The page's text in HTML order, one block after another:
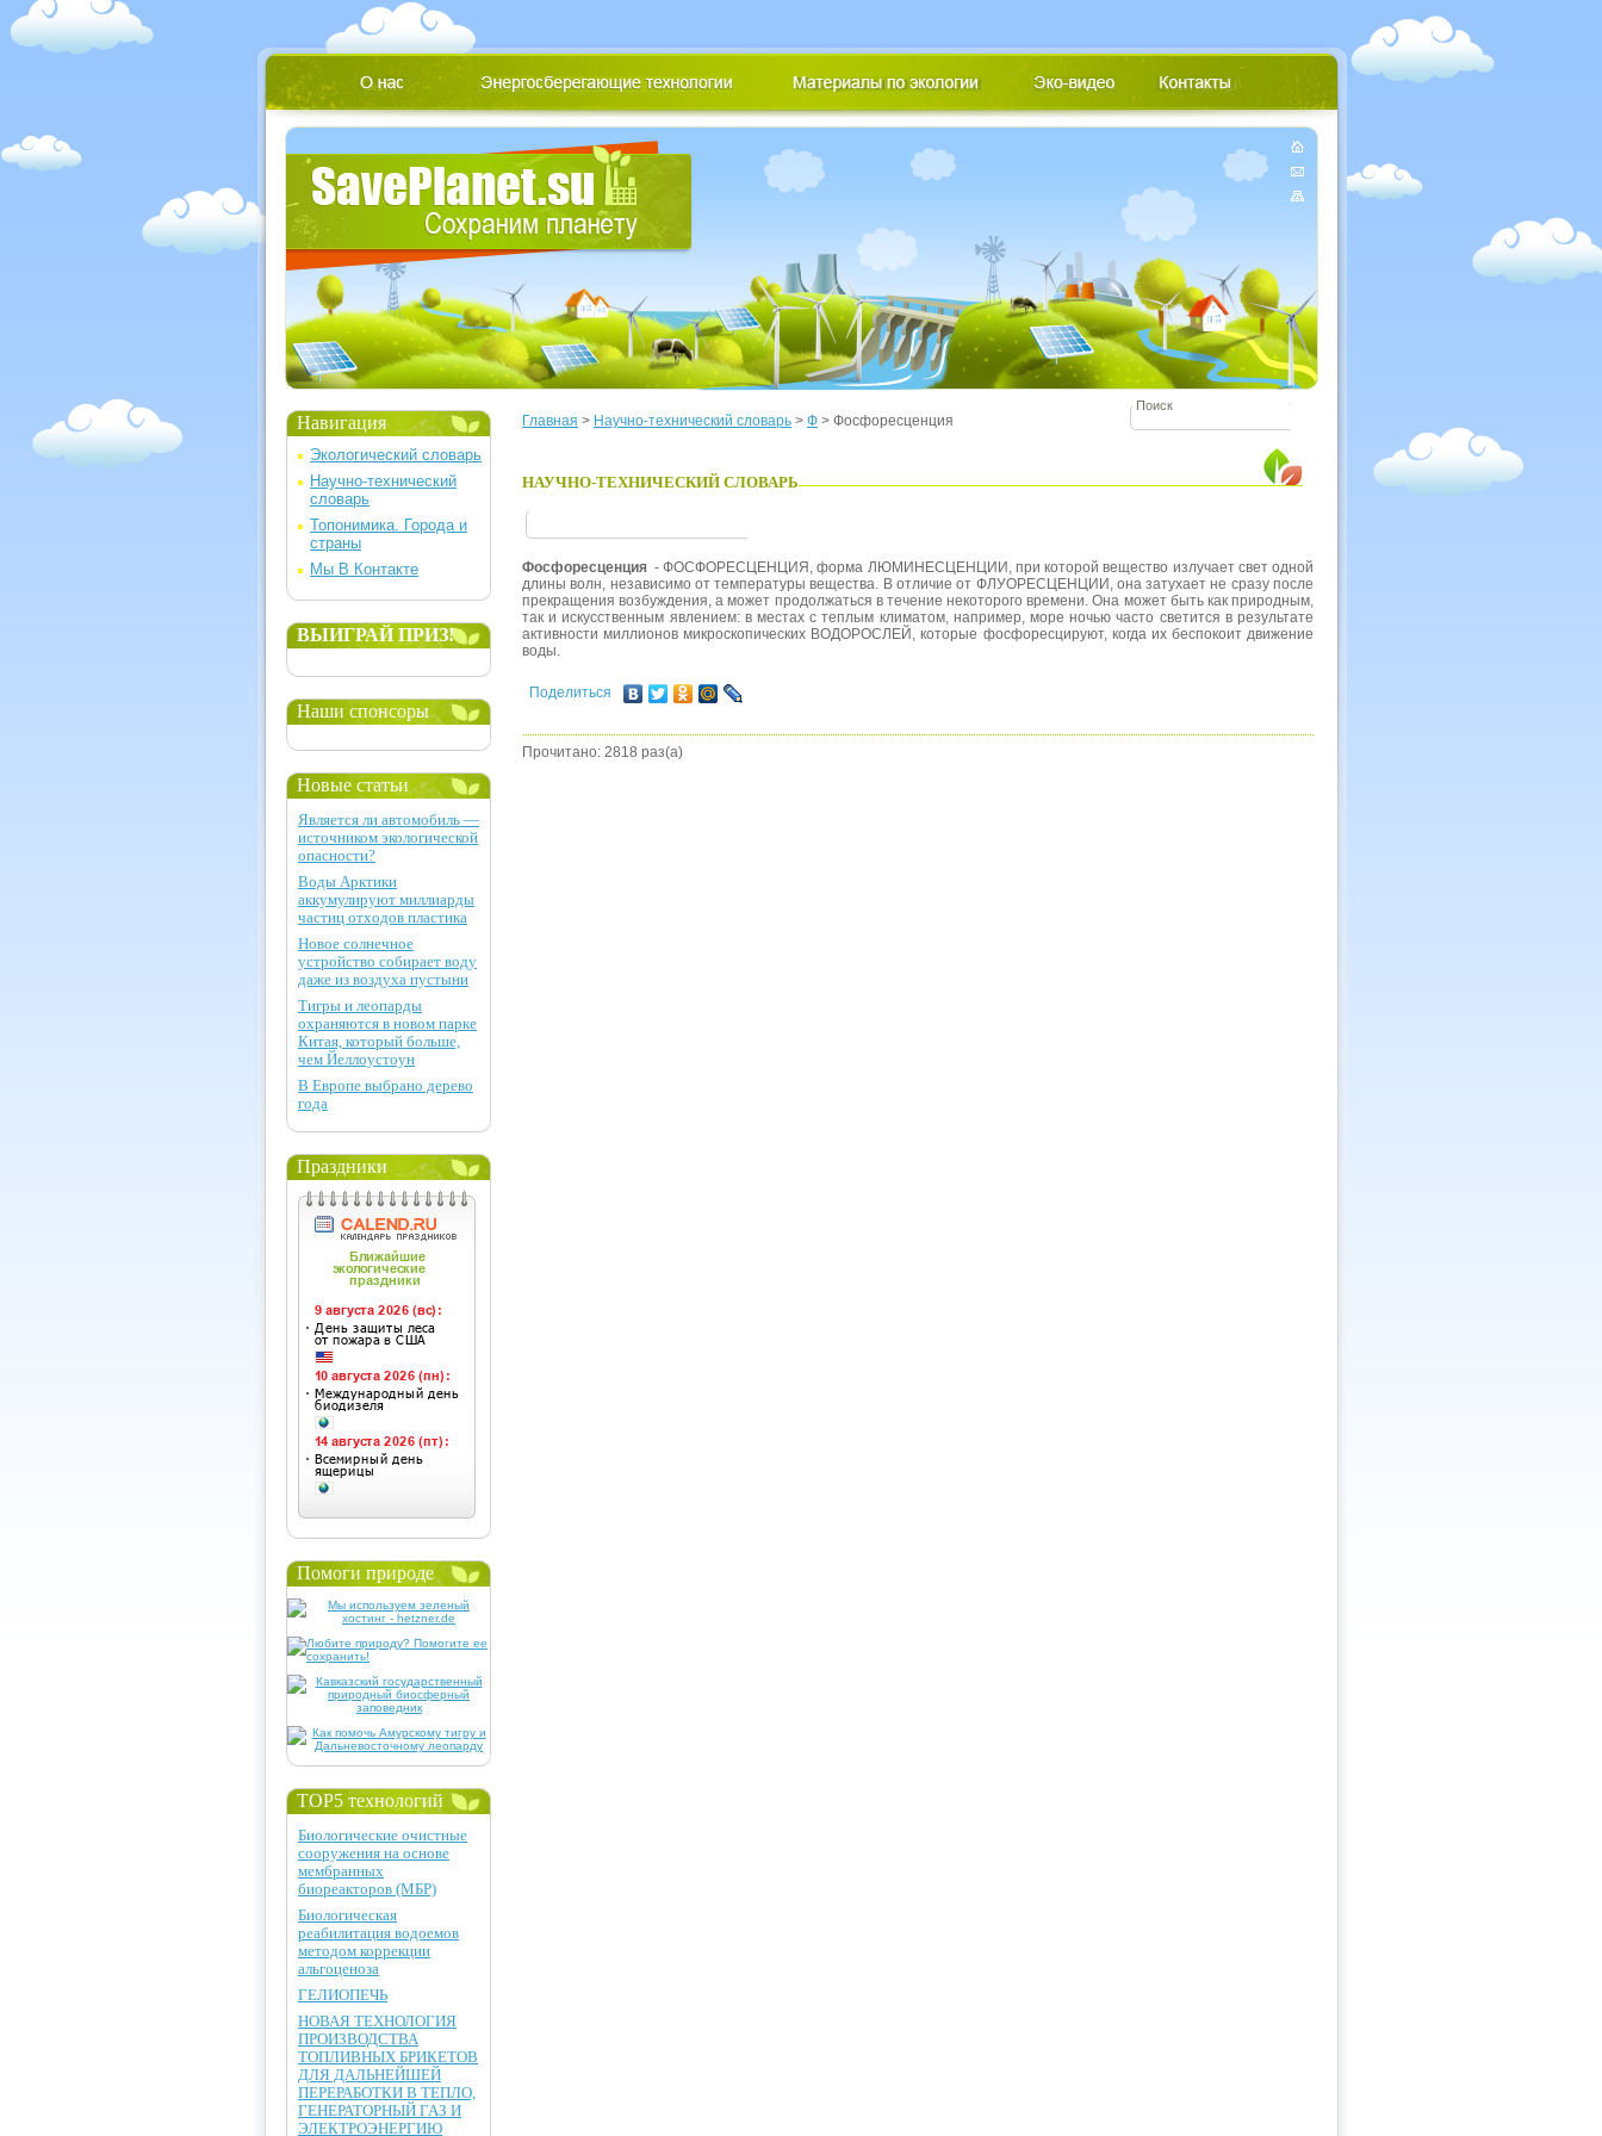
Главная > Научно-технический словарь > Ф > Фосфоресценция
НАУЧНО-ТЕХНИЧЕСКИЙ СЛОВАРЬ
Фосфоресценция - ФОСФОРЕСЦЕНЦИЯ, форма ЛЮМИНЕСЦЕНЦИИ, при которой вещество излучает свет одной
длины волн, независимо от температуры вещества. В отличие от ФЛУОРЕСЦЕНЦИИ, она затухает не сразу после
прекращения возбуждения, а может продолжаться в течение некоторого времени. Она может быть как природным,
так и искусственным явлением: в местах с теплым климатом, например, море ночью часто светится в результате
активности миллионов микроскопических ВОДОРОСЛЕЙ, которые фосфоресцируют, когда их беспокоит движение
воды.
Поделиться
Прочитано: 2818 раз(а)
Навигация
Экологический словарь
Научно-технический
словарь
Топонимика. Города и
страны
Мы В Контакте
ВЫИГРАЙ ПРИЗ!
Наши спонсоры
Новые статьи
Является ли автомобиль —
источником экологической
опасности?
Воды Арктики
аккумулируют миллиарды
частиц отходов пластика
Новое солнечное
устройство собирает воду
даже из воздуха пустыни
Тигры и леопарды
охраняются в новом парке
Китая, который больше,
чем Йеллоустоун
В Европе выбрано дерево
года
Праздники
Помоги природе
TOP5 технологий
Биологические очистные
сооружения на основе
мембранных
биореакторов (МБР)
Биологическая
реабилитация водоемов
методом коррекции
альгоценоза
ГЕЛИОПЕЧЬ
НОВАЯ ТЕХНОЛОГИЯ
ПРОИЗВОДСТВА
ТОПЛИВНЫХ БРИКЕТОВ
ДЛЯ ДАЛЬНЕЙШЕЙ
ПЕРЕРАБОТКИ В ТЕПЛО,
ГЕНЕРАТОРНЫЙ ГАЗ И
ЭЛЕКТРОЭНЕРГИЮ